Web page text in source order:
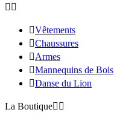
 
Vêtements
Chaussures
Armes
Mannequins de Bois
Danse du Lion
La Boutique 